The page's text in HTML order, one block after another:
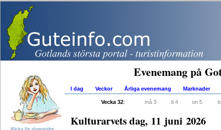
Klicka för slumpsidor
Evenemang på
I dag Veckor Årliga evenemang Marknader
Vecka 32: må 3 ti 4 on 5
Kulturarvets dag, 11 juni 2026